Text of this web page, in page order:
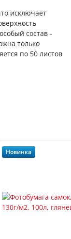
исключает
состав -
только
по 50 листов
Новинка